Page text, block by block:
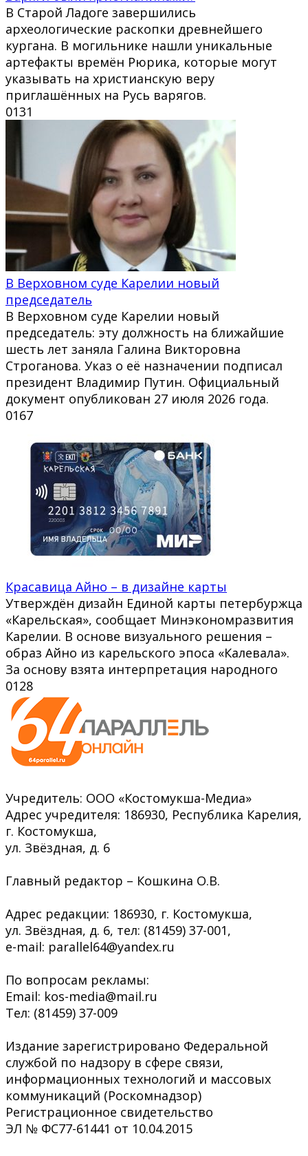
В Старой Ладоге завершились
археологические раскопки древнейшего
кургана. В могильнике нашли уникальные
артефакты времён Рюрика, которые могут
указывать на христианскую веру
приглашённых на Русь варягов.
0131
В Верховном суде Карелии новый
председатель
В Верховном суде Карелии новый
председатель: эту должность на ближайшие
шесть лет заняла Галина Викторовна
Строганова. Указ о её назначении подписал
президент Владимир Путин. Официальный
документ опубликован 27 июля 2026 года.
0167
Красавица Айно – в дизайне карты
Утверждён дизайн Единой карты петербуржца
«Карельская», сообщает Минэкономразвития
Карелии. В основе визуального решения –
образ Айно из карельского эпоса «Калевала».
За основу взята интерпретация народного
0128
Учредитель: ООО «Костомукша-Медиа»
Адрес учредителя: 186930, Республика Карелия,
г. Костомукша,
ул. Звёздная, д. 6
Главный редактор – Кошкина О.В.
Адрес редакции: 186930, г. Костомукша,
ул. Звёздная, д. 6, тел: (81459) 37-001,
e-mail: parallel64@yandex.ru
По вопросам рекламы:
Email: kos-media@mail.ru
Тел: (81459) 37-009
Издание зарегистрировано Федеральной
службой по надзору в сфере связи,
информационных технологий и массовых
коммуникаций (Роскомнадзор)
Регистрационное свидетельство
ЭЛ № ФС77-61441 от 10.04.2015